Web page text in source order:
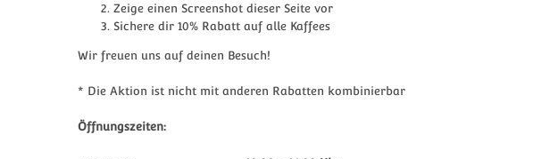
Zeige einen Screenshot dieser Seite vor
Sichere dir 10% Rabatt auf alle Kaffees
Wir freuen uns auf deinen Besuch!
* Die Aktion ist nicht mit anderen Rabatten kombinierbar
Öffnungszeiten: